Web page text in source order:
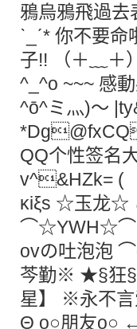
鴉烏鴉飛過
ˋ_ˊ* 你不要
子!! （＋﹏＋
^_^o ~~~ 感
^ō^ミ灬)～
QQ个性签名
v^&HZk= (
κiξs ☆玉龙
⌒☆YWH☆⌒
ovの吐泡泡
芩勤※ ★§狂
星】 ※永不
Θ o○朋友o○